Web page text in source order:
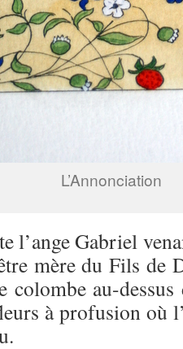
L’Annonciation
l’ange Gabriel
mère du Fils de
colombe au-dessus
à profusion où